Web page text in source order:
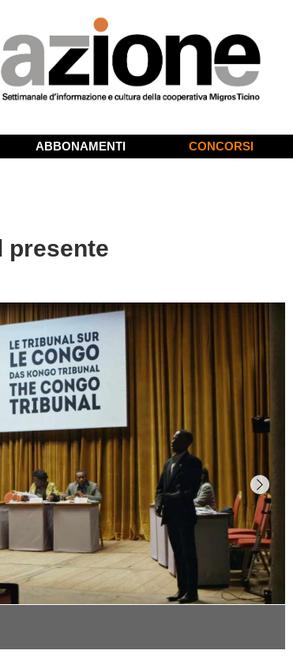
ABBONAMENTI CONCORSI
presente